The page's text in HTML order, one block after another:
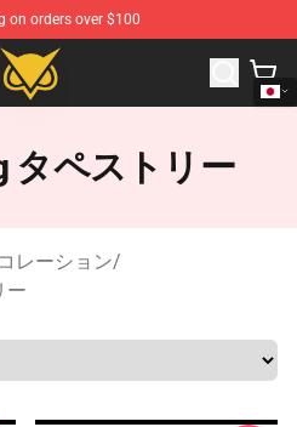
on orders over $100
Official Vanossgaming
タペストリー
レーション/
ー